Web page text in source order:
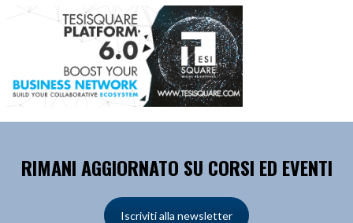
RIMANI AGGIORNATO SU CORSI ED EVENTI
Iscriviti alla newsletter